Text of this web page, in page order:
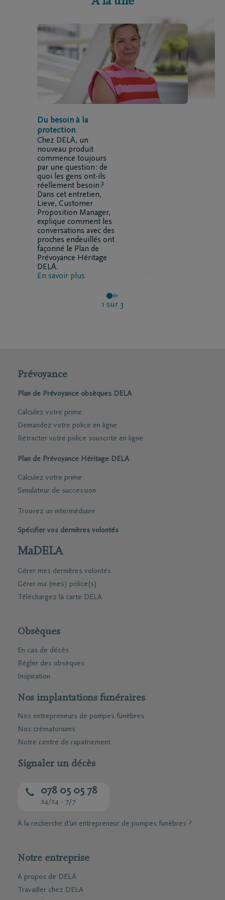
Du besoin à la
protection
Chez DELA, un
nouveau produit
commence toujours
par une question : de
quoi les gens ont-ils
réellement besoin ?
Dans cet entretien,
Lieve, Customer
Proposition Manager,
explique comment les
conversations avec des
proches endeuillés ont
façonné le Plan de
Prévoyance Héritage
DELA.
En savoir plus
1 sur 3
Prévoyance
Plan de Prévoyance obsèques DELA
Calculez votre prime
Demandez votre police en ligne
Rétracter votre police souscrite en ligne
Plan de Prévoyance Héritage DELA
Calculez votre prime
Simulateur de succession
Trouvez un intermédiaire
Spécifier vos dernières volontés
MaDELA
Gérer mes dernières volontés
Gérer ma (mes) police(s)
Téléchargez la carte DELA
Obsèques
En cas de décès
Régler des obsèques
Inspiration
Nos implantations funéraires
Nos entrepreneurs de pompes funèbres
Nos crématoriums
Notre centre de rapatriement
Signaler un décès
078 05 05 78
24/24 - 7/7
À la recherche d’un entrepreneur de pompes funèbres ?
Notre entreprise
A propos de DELA
Travailler chez DELA